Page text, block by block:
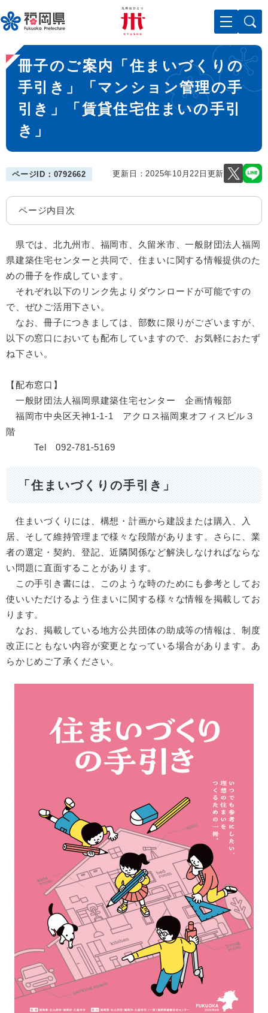
ー
ジ
先
頭
メニューを飛ばして本文へ
本
文
冊子のご案内「住まいづくりの
手引き」「マンション管理の手
引き」「賃貸住宅住まいの手引
き」
ページID：0792662 更新日：2025年10月22日更新
ページ内目次
県では、北九州市、福岡市、久留米市、一般財団法人福岡
県建築住宅センターと共同で、住まいに関する情報提供のた
めの冊子を作成しています。
それぞれ以下のリンク先よりダウンロードが可能ですの
で、ぜひご活用下さい。
なお、冊子につきましては、部数に限りがございますが、
以下の窓口においても配布していますので、お気軽におたず
ね下さい。
【配布窓口】
一般財団法人福岡県建築住宅センター 企画情報部
福岡市中央区天神1-1-1 アクロス福岡東オフィスビル３
階
Tel 092-781-5169
「住まいづくりの手引き」
住まいづくりには、構想・計画から建設または購入、入
居、そして維持管理まで様々な段階があります。さらに、業
者の選定・契約、登記、近隣関係など解決しなければならな
い問題に直面することがあります。
この手引き書には、このような時のためにも参考としてお
使いいただけるよう住まいに関する様々な情報を掲載してお
ります。
なお、掲載している地方公共団体の助成等の情報は、制度
改正にともない内容が変更となっている場合があります。あ
らかじめご了承ください。